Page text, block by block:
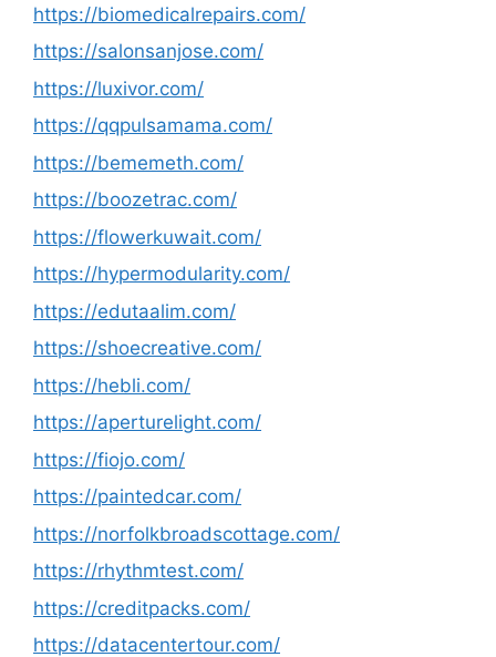
https://biomedicalrepairs.com/
https://salonsanjose.com/
https://luxivor.com/
https://qqpulsamama.com/
https://bememeth.com/
https://boozetrac.com/
https://flowerkuwait.com/
https://hypermodularity.com/
https://edutaalim.com/
https://shoecreative.com/
https://hebli.com/
https://aperturelight.com/
https://fiojo.com/
https://paintedcar.com/
https://norfolkbroadscottage.com/
https://rhythmtest.com/
https://creditpacks.com/
https://datacentertour.com/